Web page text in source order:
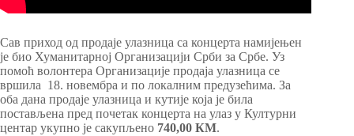
Сав приход од продаје улазница са концерта намијењен
је био Хуманитарној Организацији Срби за Србе. Уз
помоћ волонтера Организације продаја улазница се
вршила 18. новембра и по локалним предузећима. За
оба дана продаје улазница и кутије којa је била
постављена пред почетак концерта на улаз у Културни
центар укупно је сакупљено 740,00 КМ.